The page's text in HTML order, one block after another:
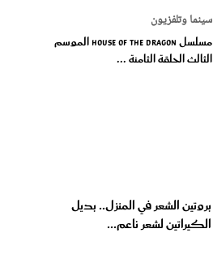
سينما وتلفزيون
مسلسل House of the Dragon الموسم
الثالث الحلقة الثامنة ...
بروتين الشعر في المنزل.. بديل
الكيراتين لشعر ناعم...